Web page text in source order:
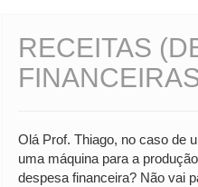
RECEITAS
Olá Prof. Thiago, no caso de
uma máquina para a
despesa financeira? Não vai